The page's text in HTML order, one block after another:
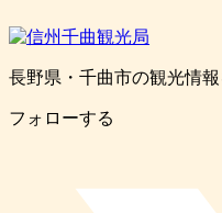
長野県・千曲市の観光情報
フォローする